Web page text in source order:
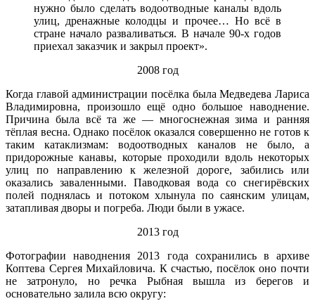
нужно было сделать водоотводные каналы вдоль
улиц, дренажные колодцы и прочее… Но всё в
стране начало разваливаться. В начале 90-х годов
приехал заказчик и закрыл проект».
2008 год
Когда главой администрации посёлка была Медведева Лариса
Владимировна, произошло ещё одно большое наводнение.
Причина была всё та же — многоснежная зима и ранняя
тёплая весна. Однако посёлок оказался совершенно не готов к
таким катаклизмам: водоотводных каналов не было, а
придорожные канавы, которые проходили вдоль некоторых
улиц по направлению к железной дороге, забились или
оказались заваленными. Паводковая вода со снегирёвских
полей поднялась и потоком хлынула по саянским улицам,
затапливая дворы и погреба. Люди были в ужасе.
2013 год
Фотографии наводнения 2013 года сохранились в архиве
Коптева Сергея Михайловича. К счастью, посёлок оно почти
не затронуло, но речка Рыбная вышла из берегов и
основательно залила всю округу: